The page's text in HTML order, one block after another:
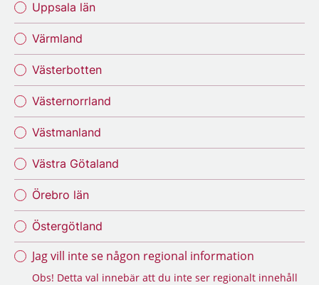
Uppsala län
Värmland
Västerbotten
Västernorrland
Västmanland
Västra Götaland
Örebro län
Östergötland
Jag vill inte se någon regional information
Obs! Detta val innebär att du inte ser regionalt innehåll